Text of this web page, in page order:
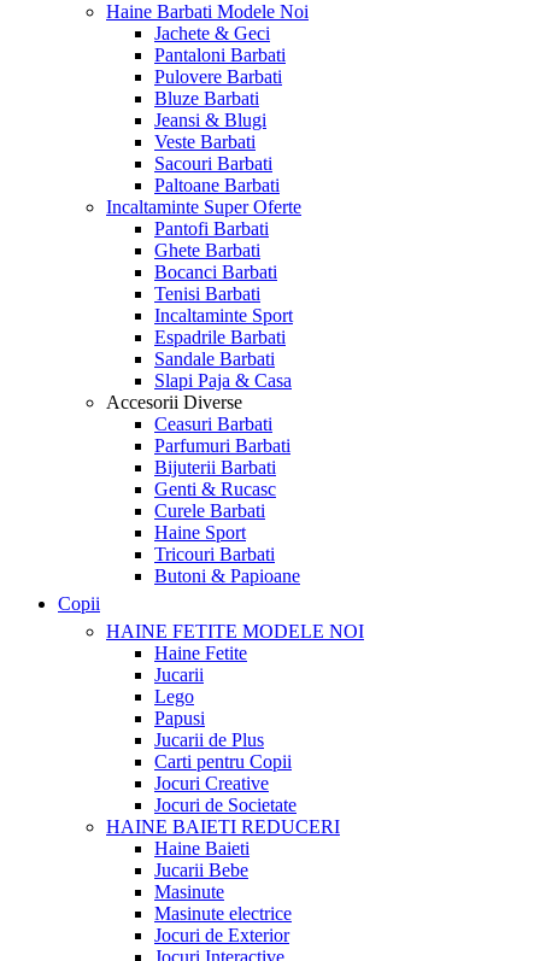
Haine Barbati Modele Noi
Jachete & Geci
Pantaloni Barbati
Pulovere Barbati
Bluze Barbati
Jeansi & Blugi
Veste Barbati
Sacouri Barbati
Paltoane Barbati
Incaltaminte Super Oferte
Pantofi Barbati
Ghete Barbati
Bocanci Barbati
Tenisi Barbati
Incaltaminte Sport
Espadrile Barbati
Sandale Barbati
Slapi Paja & Casa
Accesorii Diverse
Ceasuri Barbati
Parfumuri Barbati
Bijuterii Barbati
Genti & Rucasc
Curele Barbati
Haine Sport
Tricouri Barbati
Butoni & Papioane
Copii
HAINE FETITE MODELE NOI
Haine Fetite
Jucarii
Lego
Papusi
Jucarii de Plus
Carti pentru Copii
Jocuri Creative
Jocuri de Societate
HAINE BAIETI REDUCERI
Haine Baieti
Jucarii Bebe
Masinute
Masinute electrice
Jocuri de Exterior
Jocuri Interactive